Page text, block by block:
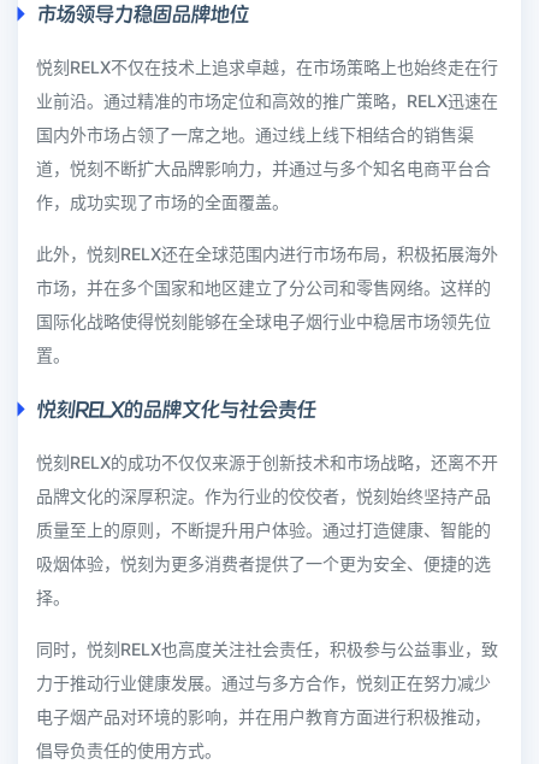
市场领导力稳固品牌地位
悦刻RELX不仅在技术上追求卓越，在市场策略上也始终走在行
业前沿。通过精准的市场定位和高效的推广策略，RELX迅速在
国内外市场占领了一席之地。通过线上线下相结合的销售渠
道，悦刻不断扩大品牌影响力，并通过与多个知名电商平台合
作，成功实现了市场的全面覆盖。
此外，悦刻RELX还在全球范围内进行市场布局，积极拓展海外
市场，并在多个国家和地区建立了分公司和零售网络。这样的
国际化战略使得悦刻能够在全球电子烟行业中稳居市场领先位
置。
悦刻RELX的品牌文化与社会责任
悦刻RELX的成功不仅仅来源于创新技术和市场战略，还离不开
品牌文化的深厚积淀。作为行业的佼佼者，悦刻始终坚持产品
质量至上的原则，不断提升用户体验。通过打造健康、智能的
吸烟体验，悦刻为更多消费者提供了一个更为安全、便捷的选
择。
同时，悦刻RELX也高度关注社会责任，积极参与公益事业，致
力于推动行业健康发展。通过与多方合作，悦刻正在努力减少
电子烟产品对环境的影响，并在用户教育方面进行积极推动，
倡导负责任的使用方式。